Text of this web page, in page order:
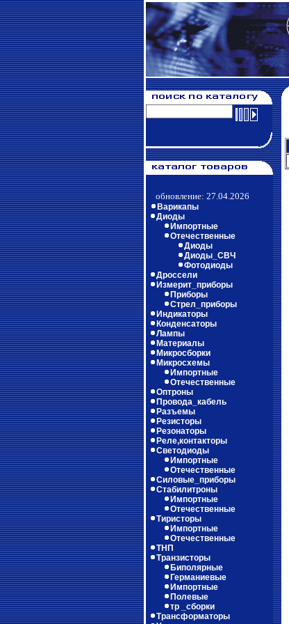
обновление: 27.04.2026
Варикапы
Диоды
Импортные
Отечественные
Диоды
Диоды_СВЧ
Фотодиоды
Дроссели
Измерит_приборы
Приборы
Стрел_приборы
Индикаторы
Конденсаторы
Лампы
Материалы
Микросборки
Микросхемы
Импортные
Отечественные
Оптроны
Провода_кабель
Разъемы
Резисторы
Резонаторы
Реле,контакторы
Светодиоды
Импортные
Отечественные
Силовые_приборы
Стабилитроны
Импортные
Отечественные
Тиристоры
Импортные
Отечественные
ТНП
Транзисторы
Биполярные
Германиевые
Импортные
Полевые
тр _сборки
Трансформаторы